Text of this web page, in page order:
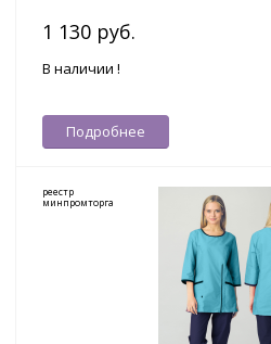
1 130 руб.
В наличии !
Подробнее
реестр
минпромторга